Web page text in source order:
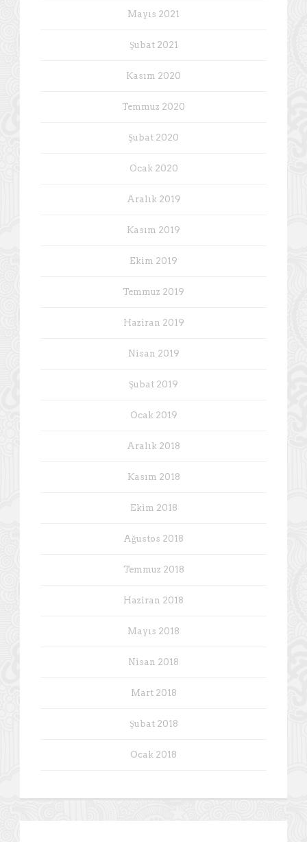
Mayıs 2021
Şubat 2021
Kasım 2020
Temmuz 2020
Şubat 2020
Ocak 2020
Aralık 2019
Kasım 2019
Ekim 2019
Temmuz 2019
Haziran 2019
Nisan 2019
Şubat 2019
Ocak 2019
Aralık 2018
Kasım 2018
Ekim 2018
Ağustos 2018
Temmuz 2018
Haziran 2018
Mayıs 2018
Nisan 2018
Mart 2018
Şubat 2018
Ocak 2018